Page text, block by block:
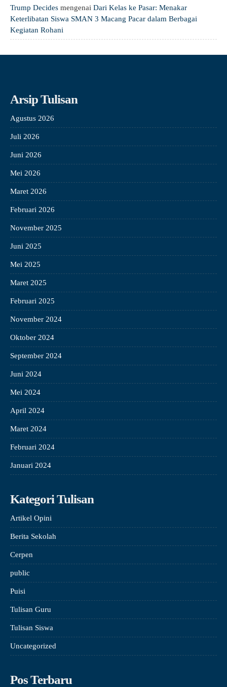
Trump Decides mengenai Dari Kelas ke Pasar: Menakar
Keterlibatan Siswa SMAN 3 Macang Pacar dalam Berbagai
Kegiatan Rohani
Arsip Tulisan
Agustus 2026
Juli 2026
Juni 2026
Mei 2026
Maret 2026
Februari 2026
November 2025
Juni 2025
Mei 2025
Maret 2025
Februari 2025
November 2024
Oktober 2024
September 2024
Juni 2024
Mei 2024
April 2024
Maret 2024
Februari 2024
Januari 2024
Kategori Tulisan
Artikel Opini
Berita Sekolah
Cerpen
public
Puisi
Tulisan Guru
Tulisan Siswa
Uncategorized
Pos Terbaru